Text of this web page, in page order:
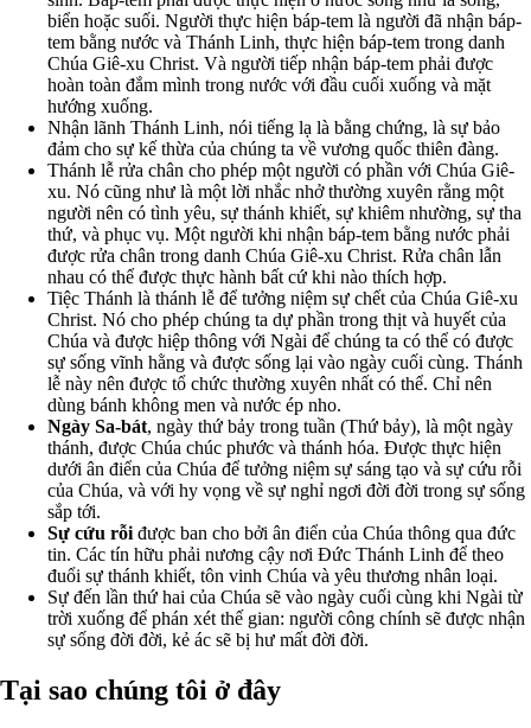
biển hoặc suối. Người thực hiện báp-tem là người đã nhận báp-
tem bằng nước và Thánh Linh, thực hiện báp-tem trong danh
Chúa Giê-xu Christ. Và người tiếp nhận báp-tem phải được
hoàn toàn đắm mình trong nước với đầu cuối xuống và mặt
hướng xuống.
Nhận lãnh Thánh Linh, nói tiếng lạ là bằng chứng, là sự bảo
đảm cho sự kế thừa của chúng ta về vương quốc thiên đàng.
Thánh lễ rửa chân cho phép một người có phần với Chúa Giê-
xu. Nó cũng như là một lời nhắc nhở thường xuyên rằng một
người nên có tình yêu, sự thánh khiết, sự khiêm nhường, sự tha
thứ, và phục vụ. Một người khi nhận báp-tem bằng nước phải
được rửa chân trong danh Chúa Giê-xu Christ. Rửa chân lẫn
nhau có thể được thực hành bất cứ khi nào thích hợp.
Tiệc Thánh là thánh lễ để tưởng niệm sự chết của Chúa Giê-xu
Christ. Nó cho phép chúng ta dự phần trong thịt và huyết của
Chúa và được hiệp thông với Ngài để chúng ta có thể có được
sự sống vĩnh hằng và được sống lại vào ngày cuối cùng. Thánh
lễ này nên được tổ chức thường xuyên nhất có thể. Chỉ nên
dùng bánh không men và nước ép nho.
Ngày Sa-bát, ngày thứ bảy trong tuần (Thứ bảy), là một ngày
thánh, được Chúa chúc phước và thánh hóa. Được thực hiện
dưới ân điển của Chúa để tưởng niệm sự sáng tạo và sự cứu rỗi
của Chúa, và với hy vọng về sự nghỉ ngơi đời đời trong sự sống
sắp tới.
Sự cứu rỗi được ban cho bởi ân điển của Chúa thông qua đức
tin. Các tín hữu phải nương cậy nơi Đức Thánh Linh để theo
đuổi sự thánh khiết, tôn vinh Chúa và yêu thương nhân loại.
Sự đến lần thứ hai của Chúa sẽ vào ngày cuối cùng khi Ngài từ
trời xuống để phán xét thế gian: người công chính sẽ được nhận
sự sống đời đời, kẻ ác sẽ bị hư mất đời đời.
Tại sao chúng tôi ở đây